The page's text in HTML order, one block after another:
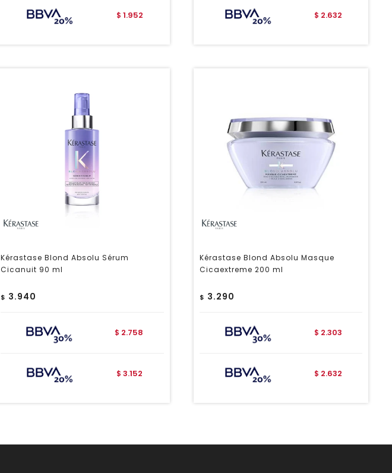
$ 1.952 $ 2.632
Kérastase Blond Absolu Sérum
Cicanuit 90 ml
$ 3.940
$ 2.758
$ 3.152
Kérastase Blond Absolu Masque
Cicaextreme 200 ml
$ 3.290
$ 2.303
$ 2.632